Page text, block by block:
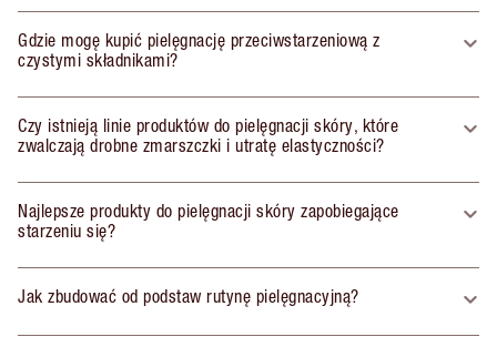
Gdzie mogę kupić pielęgnację przeciwstarzeniową z
czystymi składnikami?
Czy istnieją linie produktów do pielęgnacji skóry, które
zwalczają drobne zmarszczki i utratę elastyczności?
Najlepsze produkty do pielęgnacji skóry zapobiegające
starzeniu się?
Jak zbudować od podstaw rutynę pielęgnacyjną?